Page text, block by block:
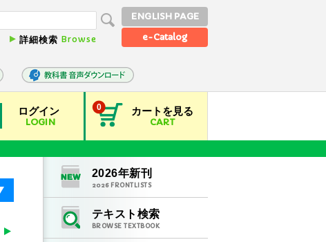
詳細検索 Browse
ENGLISH PAGE
e-Catalog
ログイン
LOGIN
カートを見る
CART
0
2026年新刊
2026FRONTLISTS
テキスト検索
BROWSE TEXTBOOK